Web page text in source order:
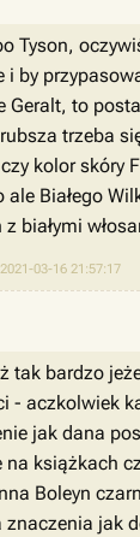
Tyson,
i by
Geralt, to
trzeba
kolor skóry
Białego
białymi
03-16 21:57:17
tak bardzo
- aczkolwiek
jak dana
książkach
Boleyn
jak